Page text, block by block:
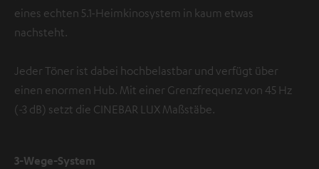
eines echten 5.1-Heimkinosystem in kaum etwas
nachsteht.
Jeder Töner ist dabei hochbelastbar und verfügt über
einen enormen Hub. Mit einer Grenzfrequenz von 45 Hz
(-3 dB) setzt die CINEBAR LUX Maßstäbe.
3-Wege-System